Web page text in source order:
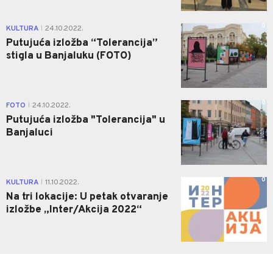
KULTURA 24.10.2022.
Putujuća izložba “Tolerancija”
stigla u Banjaluku (FOTO)
0
FOTO 24.10.2022.
Putujuća izložba "Tolerancija" u
Banjaluci
0
KULTURA 11.10.2022.
Na tri lokacije: U petak otvaranje
izložbe „Inter/Akcija 2022“
0